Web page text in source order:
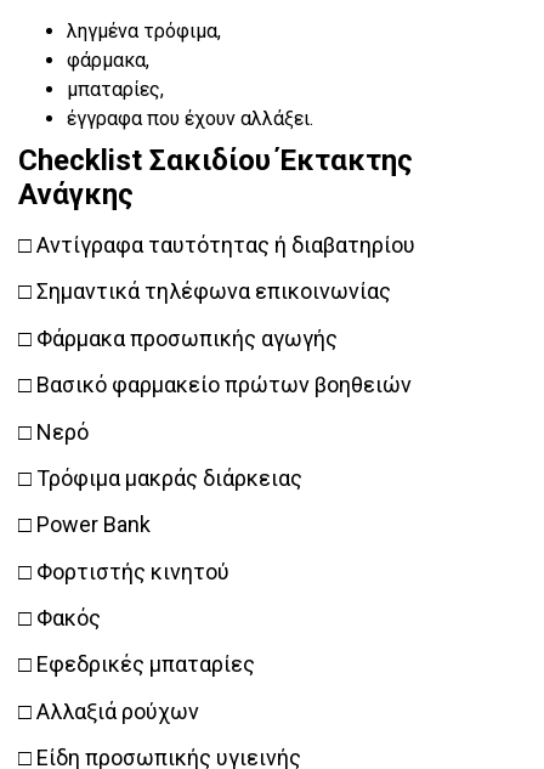
ληγμένα τρόφιμα,
φάρμακα,
μπαταρίες,
έγγραφα που έχουν αλλάξει.
Checklist Σακιδίου Έκτακτης
Ανάγκης
□ Αντίγραφα ταυτότητας ή διαβατηρίου
□ Σημαντικά τηλέφωνα επικοινωνίας
□ Φάρμακα προσωπικής αγωγής
□ Βασικό φαρμακείο πρώτων βοηθειών
□ Νερό
□ Τρόφιμα μακράς διάρκειας
□ Power Bank
□ Φορτιστής κινητού
□ Φακός
□ Εφεδρικές μπαταρίες
□ Αλλαξιά ρούχων
□ Είδη προσωπικής υγιεινής